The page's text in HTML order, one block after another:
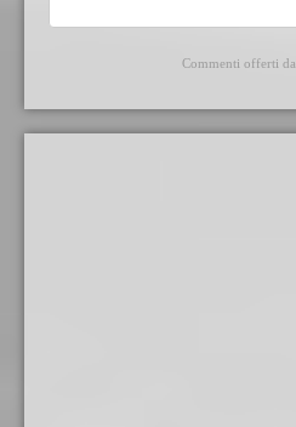
Commenti offerti da